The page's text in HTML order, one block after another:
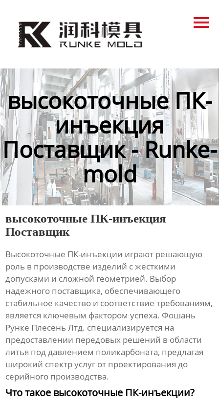
Продукция
Контакты
высокоточные ПК-
инъекция
Поставщик - Runke-
mold
высокоточные ПК-инъекция
Поставщик
Высокоточные ПК-инъекции играют решающую
роль в производстве изделий с жесткими
допусками и сложной геометрией. Выбор
надежного поставщика, обеспечивающего
стабильное качество и соответствие требованиям,
является ключевым фактором успеха. Фошань
Рунке Плесень Лтд. специализируется на
предоставлении передовых решений в области
литья под давлением поликарбоната, предлагая
широкий спектр услуг от проектирования до
серийного производства.
Что такое высокоточные ПК-инъекции?